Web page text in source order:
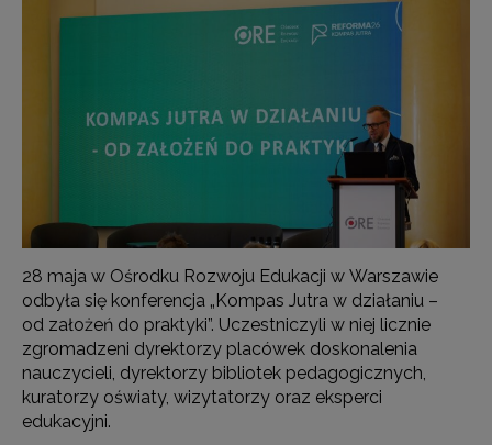
28 maja w Ośrodku Rozwoju Edukacji w Warszawie
odbyła się konferencja „Kompas Jutra w działaniu –
od założeń do praktyki”. Uczestniczyli w niej licznie
zgromadzeni dyrektorzy placówek doskonalenia
nauczycieli, dyrektorzy bibliotek pedagogicznych,
kuratorzy oświaty, wizytatorzy oraz eksperci
edukacyjni.